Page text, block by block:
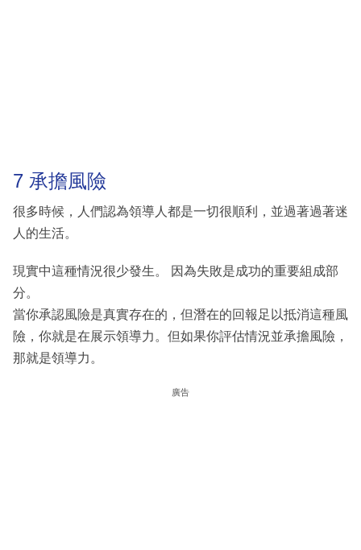
7 承擔風險
很多時候，人們認為領導人都是一切很順利，並過著過著迷
人的生活。
現實中這種情況很少發生。 因為失敗是成功的重要組成部
分。
當你承認風險是真實存在的，但潛在的回報足以抵消這種風
險，你就是在展示領導力。但如果你評估情況並承擔風險，
那就是領導力。
廣告